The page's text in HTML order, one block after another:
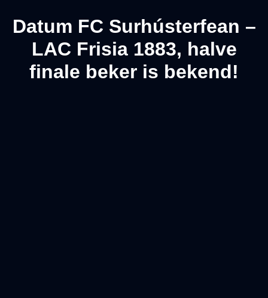
Datum FC Surhústerfean –
LAC Frisia 1883, halve
finale beker is bekend!